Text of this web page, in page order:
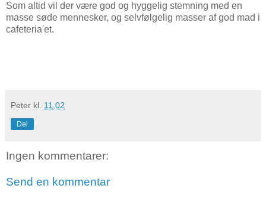
Som altid vil der være god og hyggelig stemning med en
masse søde mennesker, og selvfølgelig masser af god mad i
cafeteria'et.
Peter kl. 11.02
Del
Ingen kommentarer:
Send en kommentar